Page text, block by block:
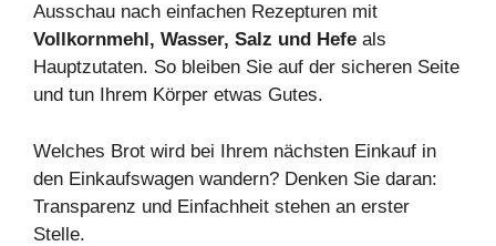
Ausschau nach einfachen Rezepturen mit
Vollkornmehl, Wasser, Salz und Hefe als
Hauptzutaten. So bleiben Sie auf der sicheren Seite
und tun Ihrem Körper etwas Gutes.
Welches Brot wird bei Ihrem nächsten Einkauf in
den Einkaufswagen wandern? Denken Sie daran:
Transparenz und Einfachheit stehen an erster
Stelle.